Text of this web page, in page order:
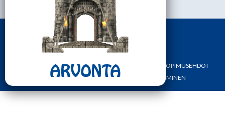
ark.klo 08.30-17.00
YHTEYSTIEDOT OMA TILI
TILAUS- JA SOPIMUSEHDOT
REKISTERI- JA TIETOSUOJASELOSTE
MAKSAMINEN